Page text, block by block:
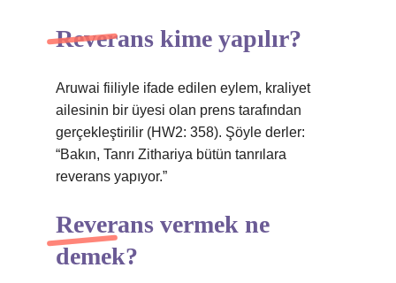
Reverans kime yapılır?
Aruwai fiiliyle ifade edilen eylem, kraliyet
ailesinin bir üyesi olan prens tarafından
gerçekleştirilir (HW2: 358). Şöyle derler:
“Bakın, Tanrı Zithariya bütün tanrılara
reverans yapıyor.”
Reverans vermek ne
demek?